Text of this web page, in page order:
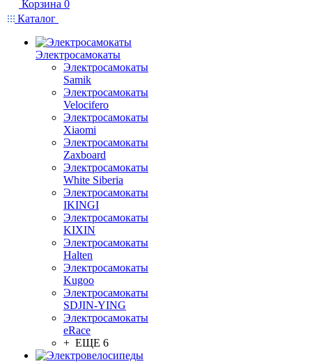
Корзина 0
Каталог
Электросамокаты
Электросамокаты
Samik
Электросамокаты
Velocifero
Электросамокаты
Xiaomi
Электросамокаты
Zaxboard
Электросамокаты
White Siberia
Электросамокаты
IKINGI
Электросамокаты
KIXIN
Электросамокаты
Halten
Электросамокаты
Kugoo
Электросамокаты
SDJIN-YING
Электросамокаты
eRace
+ ЕЩЕ 6